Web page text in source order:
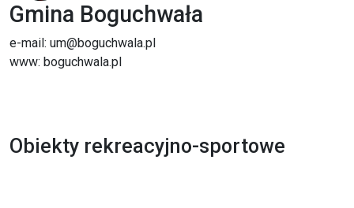
Gmina Boguchwała
e-mail: um@boguchwala.pl
www: boguchwala.pl
Obiekty rekreacyjno-sportowe